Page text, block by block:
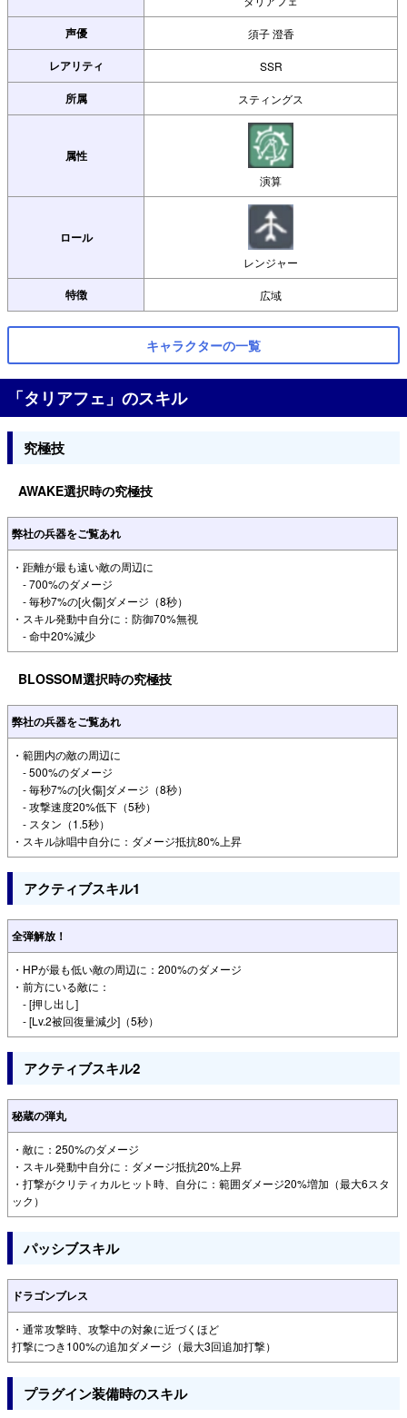
声優 須子 澄香
レアリティ SSR
所属 スティングス
属性
演算
ロール
レンジャー
特徴 広域
キャラクターの一覧
「タリアフェ」のスキル
究極技
AWAKE選択時の究極技
弊社の兵器をご覧あれ
・距離が最も遠い敵の周辺に
- 700%のダメージ
- 毎秒7%の[火傷]ダメージ（8秒）
・スキル発動中自分に：防御70%無視
- 命中20%減少
BLOSSOM選択時の究極技
弊社の兵器をご覧あれ
・範囲内の敵の周辺に
- 500%のダメージ
- 毎秒7%の[火傷]ダメージ（8秒）
- 攻撃速度20%低下（5秒）
- スタン（1.5秒）
・スキル詠唱中自分に：ダメージ抵抗80%上昇
アクティブスキル1
全弾解放！
・HPが最も低い敵の周辺に：200%のダメージ
・前方にいる敵に：
- [押し出し]
- [Lv.2被回復量減少]（5秒）
アクティブスキル2
秘蔵の弾丸
・敵に：250%のダメージ
・スキル発動中自分に：ダメージ抵抗20%上昇
・打撃がクリティカルヒット時、自分に：範囲ダメージ20%増加（最大6スタ
ック）
パッシブスキル
ドラゴンブレス
・通常攻撃時、攻撃中の対象に近づくほど
打撃につき100%の追加ダメージ（最大3回追加打撃）
プラグイン装備時のスキル